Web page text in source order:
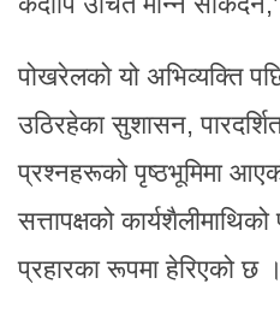
पोखरेलको यो अभिव्यक्ति
उठिरहेका सुशासन,
प्रश्नहरूको पृष्ठभूमिमा
सत्तापक्षको
प्रहारका रूपमा हेरिएको छ ।